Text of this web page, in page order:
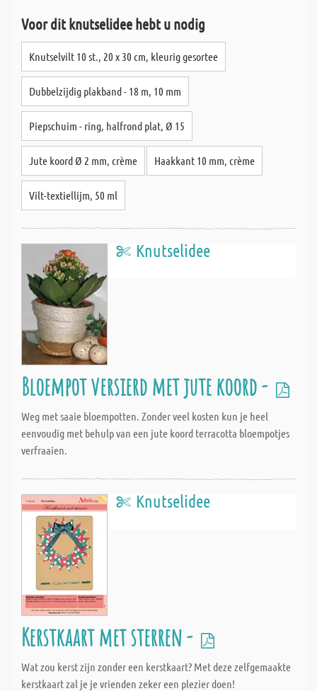
Voor dit knutselidee hebt u nodig
Knutselvilt 10 st., 20 x 30 cm, kleurig gesortee
Dubbelzijdig plakband - 18 m, 10 mm
Piepschuim - ring, halfrond plat, Ø 15
Jute koord Ø 2 mm, crème Haakkant 10 mm, crème
Vilt-textiellijm, 50 ml
Knutselidee
Bloempot versierd met jute koord -
Weg met saaie bloempotten. Zonder veel kosten kun je heel
eenvoudig met behulp van een jute koord terracotta bloempotjes
verfraaien.
Knutselidee
Kerstkaart met sterren -
Wat zou kerst zijn zonder een kerstkaart? Met deze zelfgemaakte
kerstkaart zal je je vrienden zeker een plezier doen!